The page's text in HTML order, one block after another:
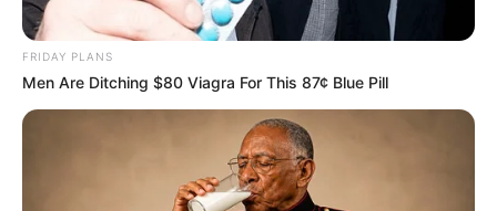
BRAINBERRIES
FRIDAY PLANS
Men Are Ditching $80 Viagra For This 87¢ Blue Pill